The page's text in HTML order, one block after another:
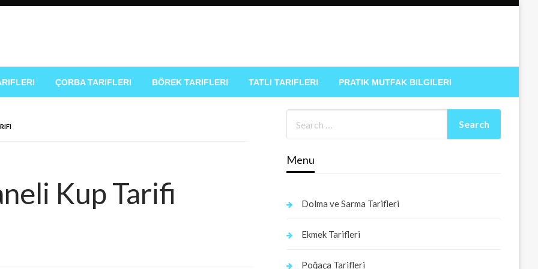
Tarifleri
ÇORBA TARIFLERI BÖREK TARIFLERI TATLI TARIFLERI PRATIK MUTFAK BILGILERI
Kup Tarifi
Menu
Dolma ve Sarma Tarifleri
Ekmek Tarifleri
Poğaça Tarifleri